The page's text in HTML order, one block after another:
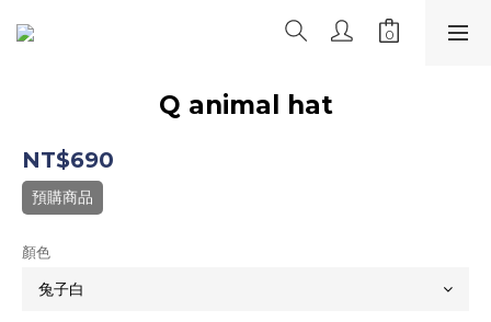
Q animal hat
NT$690
預購商品
顏色